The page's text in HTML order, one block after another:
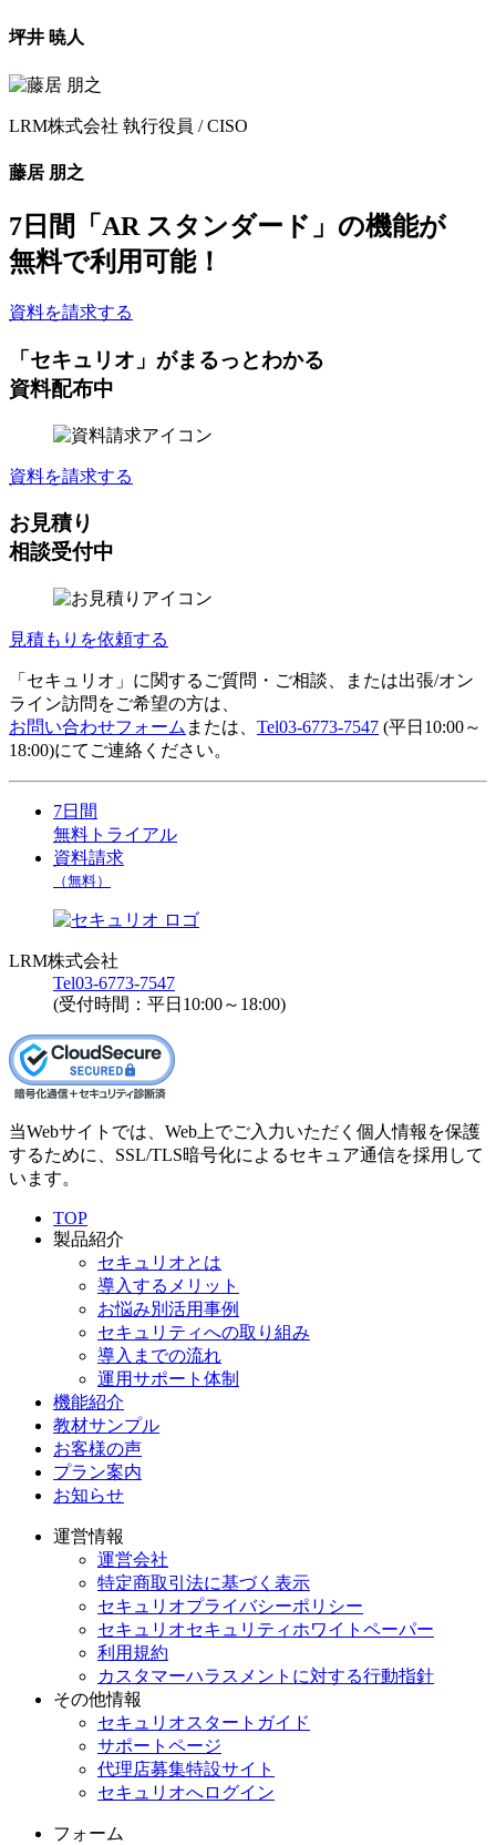
坪井 暁人
LRM株式会社 執行役員 / CISO
藤居 朋之
7日間
「AR スタンダード」の機能が
無料で利用可能！
資料を請求する
「セキュリオ」がまるっとわかる
資料配布中
資料を請求する
お見積り
相談受付中
見積もりを依頼する
「セキュリオ」に関するご質問・ご相談、または出張/オン
ライン訪問をご希望の方は、
お問い合わせフォーム または、 Tel03-6773-7547 (平日10:00～
18:00)にてご連絡ください。
7日間
無料トライアル
資料請求
（無料）
LRM株式会社
Tel03-6773-7547
(受付時間：平日10:00～18:00)
当Webサイトでは、Web上でご入力いただく個人情報を保護
するために、SSL/TLS暗号化によるセキュア通信を採用して
います。
TOP
製品紹介
セキュリオとは
導入するメリット
お悩み別活用事例
セキュリティへの取り組み
導入までの流れ
運用サポート体制
機能紹介
教材サンプル
お客様の声
プラン案内
お知らせ
運営情報
運営会社
特定商取引法に基づく表示
セキュリオプライバシーポリシー
セキュリオセキュリティホワイトペーパー
利用規約
カスタマーハラスメントに対する行動指針
その他情報
セキュリオスタートガイド
サポートページ
代理店募集特設サイト
セキュリオへログイン
フォーム